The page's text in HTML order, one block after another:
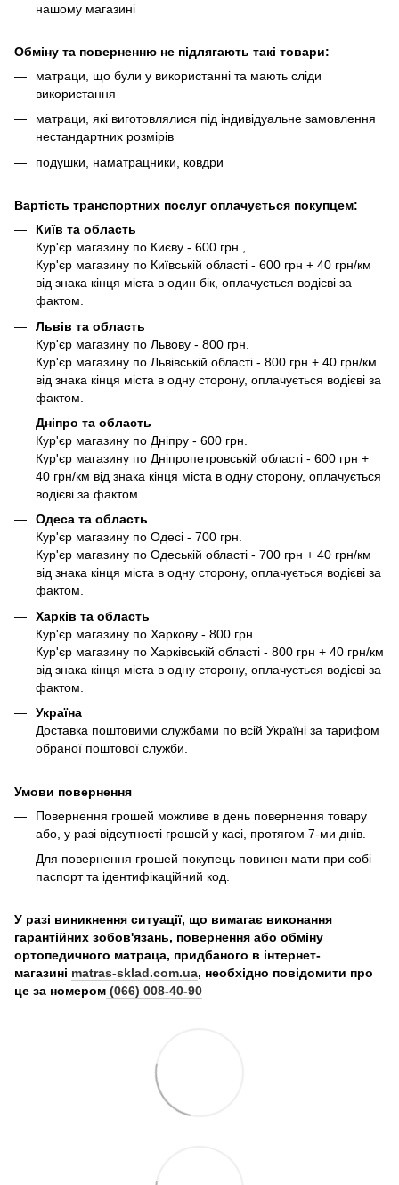
нашому магазині
Обміну та поверненню не підлягають такі товари:
матраци, що були у використанні та мають сліди
використання
матраци, які виготовлялися під індивідуальне замовлення
нестандартних розмірів
подушки, наматрацники, ковдри
Вартість транспортних послуг оплачується покупцем:
Київ та область
Кур'єр магазину по Києву - 600 грн.,
Кур'єр магазину по Київській області - 600 грн + 40 грн/км
від знака кінця міста в один бік, оплачується водієві за
фактом.
Львів та область
Кур'єр магазину по Львову - 800 грн.
Кур'єр магазину по Львівській області - 800 грн + 40 грн/км
від знака кінця міста в одну сторону, оплачується водієві за
фактом.
Дніпро та область
Кур'єр магазину по Дніпру - 600 грн.
Кур'єр магазину по Дніпропетровській області - 600 грн +
40 грн/км від знака кінця міста в одну сторону, оплачується
водієві за фактом.
Одеса та область
Кур'єр магазину по Одесі - 700 грн.
Кур'єр магазину по Одеській області - 700 грн + 40 грн/км
від знака кінця міста в одну сторону, оплачується водієві за
фактом.
Харків та область
Кур'єр магазину по Харкову - 800 грн.
Кур'єр магазину по Харківській області - 800 грн + 40 грн/км
від знака кінця міста в одну сторону, оплачується водієві за
фактом.
Україна
Доставка поштовими службами по всій Україні за тарифом
обраної поштової служби.
Умови повернення
Повернення грошей можливе в день повернення товару
або, у разі відсутності грошей у касі, протягом 7-ми днів.
Для повернення грошей покупець повинен мати при собі
паспорт та ідентифікаційний код.
У разі виникнення ситуації, що вимагає виконання
гарантійних зобов'язань, повернення або обміну
ортопедичного матраца, придбаного в інтернет-
магазині matras-sklad.com.ua, необхідно повідомити про
це за номером (066) 008-40-90